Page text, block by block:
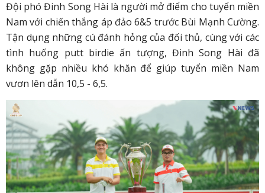
Đội phó Đinh Song Hài là người mở điểm cho tuyển miền
Nam với chiến thắng áp đảo 6&5 trước Bùi Mạnh Cường.
Tận dụng những cú đánh hỏng của đối thủ, cùng với các
tình huống putt birdie ấn tượng, Đinh Song Hài đã
không gặp nhiều khó khăn để giúp tuyển miền Nam
vươn lên dẫn 10,5 - 6,5.